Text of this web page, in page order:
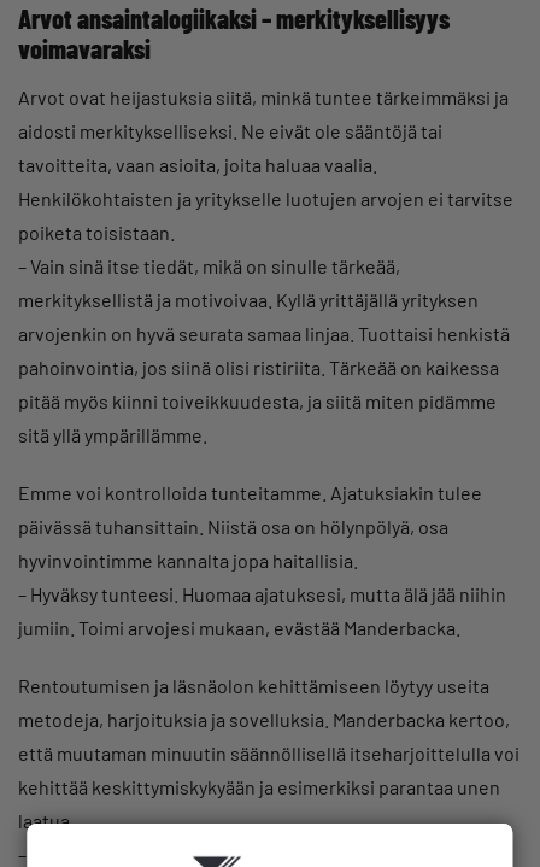
Arvot ansaintalogiikaksi – merkityksellisyys
voimavaraksi
Arvot ovat heijastuksia siitä, minkä tuntee tärkeimmäksi ja
aidosti merkitykselliseksi. Ne eivät ole sääntöjä tai
tavoitteita, vaan asioita, joita haluaa vaalia.
Henkilökohtaisten ja yritykselle luotujen arvojen ei tarvitse
poiketa toisistaan.
– Vain sinä itse tiedät, mikä on sinulle tärkeää,
merkityksellistä ja motivoivaa. Kyllä yrittäjällä yrityksen
arvojenkin on hyvä seurata samaa linjaa. Tuottaisi henkistä
pahoinvointia, jos siinä olisi ristiriita. Tärkeää on kaikessa
pitää myös kiinni toiveikkuudesta, ja siitä miten pidämme
sitä yllä ympärillämme.
Emme voi kontrolloida tunteitamme. Ajatuksiakin tulee
päivässä tuhansittain. Niistä osa on hölynpölyä, osa
hyvinvointimme kannalta jopa haitallisia.
– Hyväksy tunteesi. Huomaa ajatuksesi, mutta älä jää niihin
jumiin. Toimi arvojesi mukaan, evästää Manderbacka.
Rentoutumisen ja läsnäolon kehittämiseen löytyy useita
metodeja, harjoituksia ja sovelluksia. Manderbacka kertoo,
että muutaman minuutin säännöllisellä itseharjoittelulla voi
kehittää keskittymiskykyään ja esimerkiksi parantaa unen
laatua.
– Kun tietoisessa läsnäolossa keho oppii keskittymään jo